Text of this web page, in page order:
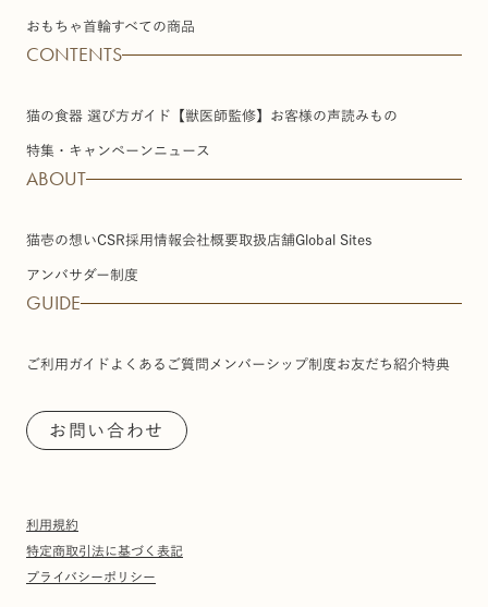
おもちゃ首輪すべての商品
CONTENTS
猫の食器 選び方ガイド【獣医師監修】 お客様の声読みもの
特集・キャンペーンニュース
ABOUT
猫壱の想いCSR採用情報会社概要取扱店舗Global Sites
アンバサダー制度
GUIDE
ご利用ガイド よくあるご質問 メンバーシップ制度お友だち紹介特典
お問い合わせ
利用規約
特定商取引法に基づく表記
プライバシーポリシー